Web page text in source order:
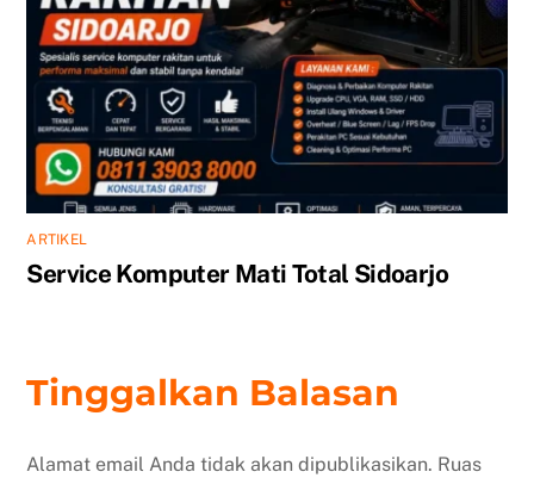
ARTIKEL
Service Komputer Mati Total Sidoarjo
Tinggalkan Balasan
Alamat email Anda tidak akan dipublikasikan. Ruas